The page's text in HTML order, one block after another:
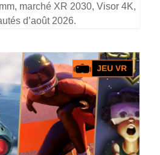
marché XR 2030, Visor 4K,
d’août 2026.